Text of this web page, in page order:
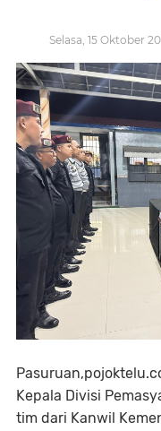
Selasa, 15 Oktober
Kepala Divisi
tim dari Kanwil